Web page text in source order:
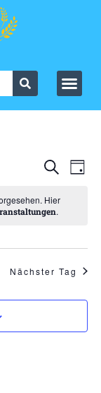
UND
SucheTag
Hier
.
Nächster Tag